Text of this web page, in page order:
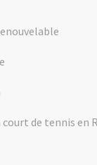
de tennis en